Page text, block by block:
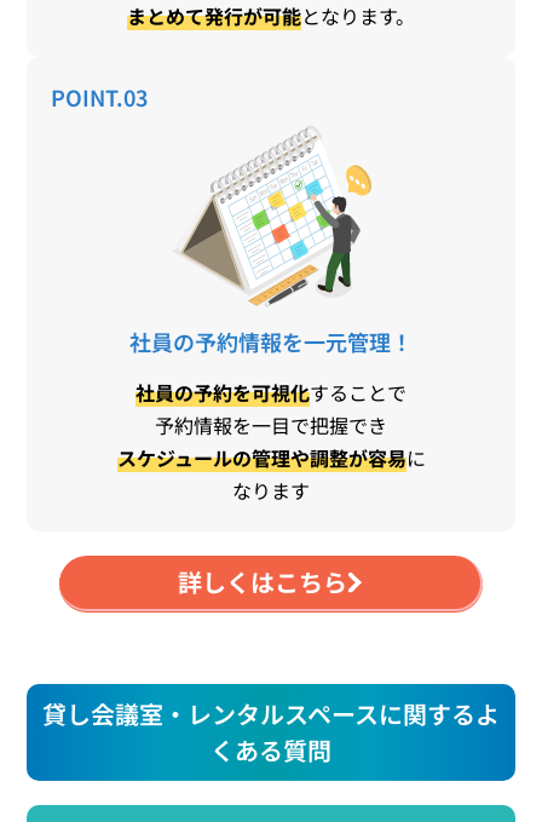
まとめて発行が可能となります。
POINT.03
社員の予約情報を一元管理！
社員の予約を可視化することで
予約情報を一目で把握でき
スケジュールの管理や調整が容易に
なります
詳しくはこちら
貸し会議室・レンタルスペースに関するよ
くある質問